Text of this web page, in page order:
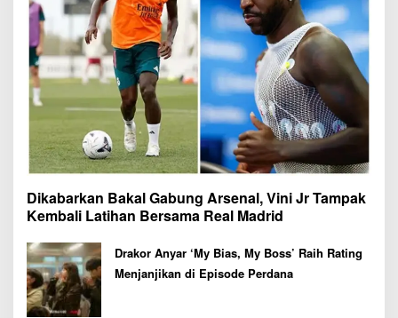
Dikabarkan Bakal Gabung Arsenal, Vini Jr Tampak
Kembali Latihan Bersama Real Madrid
Drakor Anyar ‘My Bias, My Boss’ Raih Rating
Menjanjikan di Episode Perdana